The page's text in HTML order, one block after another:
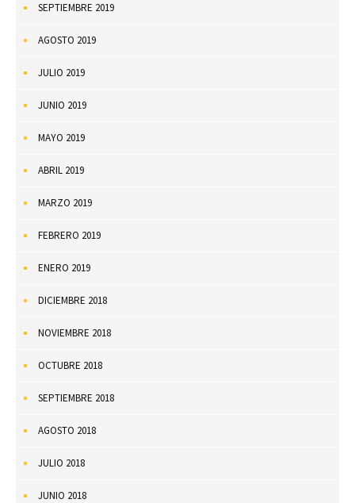
SEPTIEMBRE 2019
AGOSTO 2019
JULIO 2019
JUNIO 2019
MAYO 2019
ABRIL 2019
MARZO 2019
FEBRERO 2019
ENERO 2019
DICIEMBRE 2018
NOVIEMBRE 2018
OCTUBRE 2018
SEPTIEMBRE 2018
AGOSTO 2018
JULIO 2018
JUNIO 2018